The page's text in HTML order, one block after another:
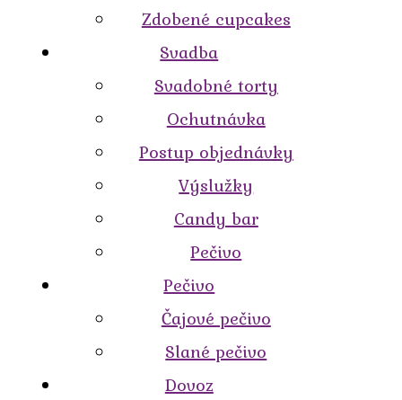
Zdobené cupcakes
Svadba
Svadobné torty
Ochutnávka
Postup objednávky
Výslužky
Candy bar
Pečivo
Pečivo
Čajové pečivo
Slané pečivo
Dovoz